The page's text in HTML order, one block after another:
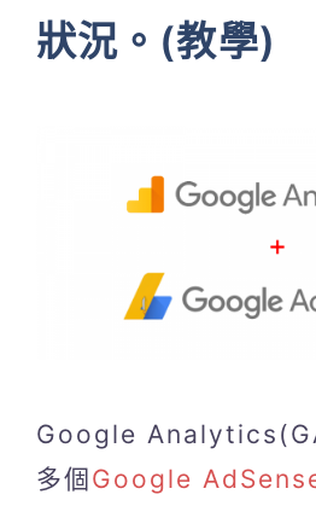
狀況。(教學)
Google
多個Google